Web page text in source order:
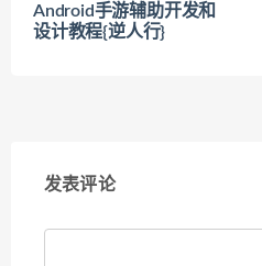
Android手游辅助开发和
设计教程{逆人行}
发表评论